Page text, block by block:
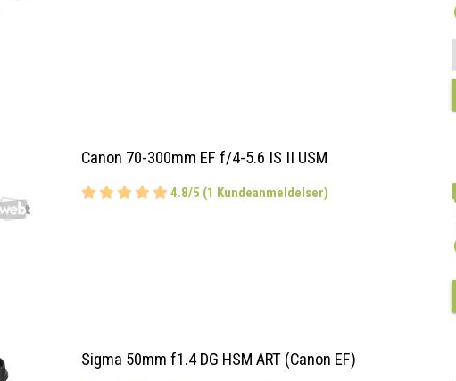
Canon 70-300mm EF f/4-5.6 IS II USM
4.8/5 (1 Kundeanmeldelser)
Sigma 50mm f1.4 DG HSM ART (Canon EF)